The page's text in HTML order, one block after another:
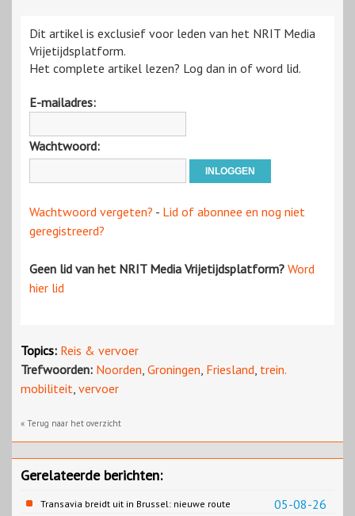
Dit artikel is exclusief voor leden van het NRIT Media
Vrijetijdsplatform.
Het complete artikel lezen? Log dan in of word lid.
E-mailadres:
Wachtwoord:
Wachtwoord vergeten? - Lid of abonnee en nog niet
geregistreerd?
Geen lid van het NRIT Media Vrijetijdsplatform? Word
hier lid
Topics: Reis & vervoer
Trefwoorden: Noorden, Groningen, Friesland, trein.
mobiliteit, vervoer
« Terug naar het overzicht
Gerelateerde berichten:
05-08-26
Transavia breidt uit in Brussel: nieuwe route